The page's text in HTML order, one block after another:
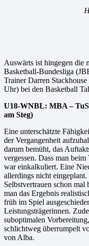
Auswärts ist hingegen die
Basketball-Bundesliga
Trainer Darren
Uhr) bei den Basketball
U18-WNBL: MBA –
am Steg)
Eine unterschätzte
der Vergangenheit
darum bemüht, das
vergessen. Dass man
war einkalkuliert. Eine
allerdings nicht
Selbstvertrauen schon
man das Ergebnis
früh im Spiel
Leistungsträgerinnen.
suboptimalen
schlichtweg überrumpelt
von Alba.